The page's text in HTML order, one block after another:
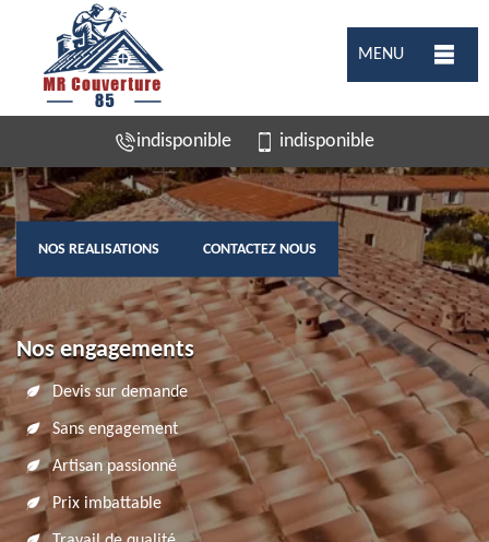
MENU
indisponible indisponible
NOS REALISATIONS CONTACTEZ NOUS
Nos engagements
Devis sur demande
Sans engagement
Artisan passionné
Prix imbattable